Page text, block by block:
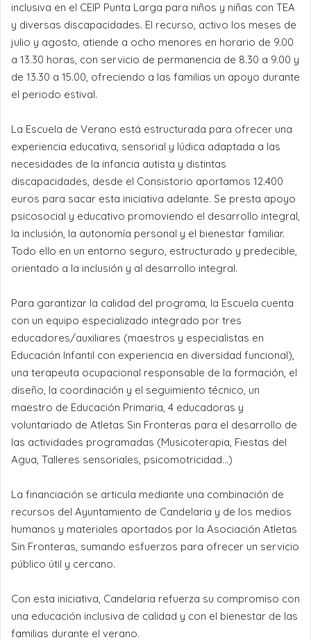
inclusiva en el CEIP Punta Larga para niños y niñas con TEA
y diversas discapacidades. El recurso, activo los meses de
julio y agosto, atiende a ocho menores en horario de 9.00
a 13.30 horas, con servicio de permanencia de 8.30 a 9.00 y
de 13.30 a 15.00, ofreciendo a las familias un apoyo durante
el periodo estival.
La Escuela de Verano está estructurada para ofrecer una
experiencia educativa, sensorial y lúdica adaptada a las
necesidades de la infancia autista y distintas
discapacidades, desde el Consistorio aportamos 12.400
euros para sacar esta iniciativa adelante. Se presta apoyo
psicosocial y educativo promoviendo el desarrollo integral,
la inclusión, la autonomía personal y el bienestar familiar.
Todo ello en un entorno seguro, estructurado y predecible,
orientado a la inclusión y al desarrollo integral.
Para garantizar la calidad del programa, la Escuela cuenta
con un equipo especializado integrado por tres
educadores/auxiliares (maestros y especialistas en
Educación Infantil con experiencia en diversidad funcional),
una terapeuta ocupacional responsable de la formación, el
diseño, la coordinación y el seguimiento técnico, un
maestro de Educación Primaria, 4 educadoras y
voluntariado de Atletas Sin Fronteras para el desarrollo de
las actividades programadas (Musicoterapia, Fiestas del
Agua, Talleres sensoriales, psicomotricidad…)
La financiación se articula mediante una combinación de
recursos del Ayuntamiento de Candelaria y de los medios
humanos y materiales aportados por la Asociación Atletas
Sin Fronteras, sumando esfuerzos para ofrecer un servicio
público útil y cercano.
Con esta iniciativa, Candelaria refuerza su compromiso con
una educación inclusiva de calidad y con el bienestar de las
familias durante el verano.